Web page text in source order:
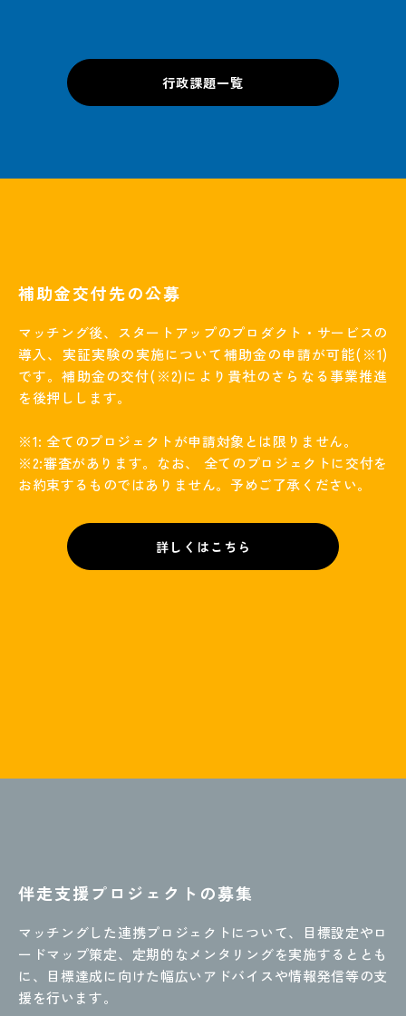
行政課題一覧
補助金交付先の公募
マッチング後、スタートアップのプロダクト・サービスの
導入、実証実験の実施について補助金の申請が可能(※1)
です。補助金の交付(※2)により貴社のさらなる事業推進
を後押しします。
※1: 全てのプロジェクトが申請対象とは限りません。
※2:審査があります。なお、 全てのプロジェクトに交付を
お約束するものではありません。予めご了承ください。
詳しくはこちら
伴走支援プロジェクトの募集
マッチングした連携プロジェクトについて、目標設定やロ
ードマップ策定、定期的なメンタリングを実施するととも
に、目標達成に向けた幅広いアドバイスや情報発信等の支
援を行います。